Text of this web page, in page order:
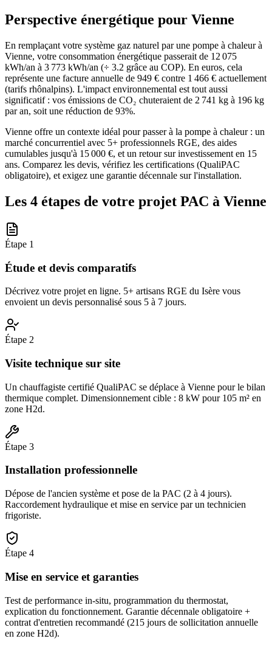
Perspective énergétique pour Vienne
En remplaçant votre système gaz naturel par une pompe à chaleur à
Vienne, votre consommation énergétique passerait de 12 075
kWh/an à 3 773 kWh/an (÷ 3.2 grâce au COP). En euros, cela
représente une facture annuelle de 949 € contre 1 466 € actuellement
(tarifs rhônalpins). L'impact environnemental est tout aussi
significatif : vos émissions de CO₂ chuteraient de 2 741 kg à 196 kg
par an, soit une réduction de 93%.
Vienne offre un contexte idéal pour passer à la pompe à chaleur : un
marché concurrentiel avec 5+ professionnels RGE, des aides
cumulables jusqu'à 15 000 €, et un retour sur investissement en 15
ans. Comparez les devis, vérifiez les certifications (QualiPAC
obligatoire), et exigez une garantie décennale sur l'installation.
Les 4 étapes de votre projet PAC à Vienne
Étape 1
Étude et devis comparatifs
Décrivez votre projet en ligne. 5+ artisans RGE du Isère vous
envoient un devis personnalisé sous 5 à 7 jours.
Étape 2
Visite technique sur site
Un chauffagiste certifié QualiPAC se déplace à Vienne pour le bilan
thermique complet. Dimensionnement cible : 8 kW pour 105 m² en
zone H2d.
Étape 3
Installation professionnelle
Dépose de l'ancien système et pose de la PAC (2 à 4 jours).
Raccordement hydraulique et mise en service par un technicien
frigoriste.
Étape 4
Mise en service et garanties
Test de performance in-situ, programmation du thermostat,
explication du fonctionnement. Garantie décennale obligatoire +
contrat d'entretien recommandé (215 jours de sollicitation annuelle
en zone H2d).